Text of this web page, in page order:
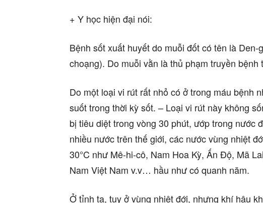
+ Y học hiện đại nói:
Bệnh sốt xuất huyết do muỗi đốt có tên là
choạng). Do muỗi vằn là thủ phạm truyền
Do một loại vi rút rất nhỏ có ở trong máu bệnh
suốt trong thời kỳ sốt. – Loại vi rút này không
bị tiêu diệt trong vòng 30 phút, ướp trong nước
nhiều nước trên thế giới, các nước vùng nhiệt
30°C như Mê-hi-cô, Nam Hoa Kỳ, Ấn Độ, Mã
Nam Việt Nam v.v… hầu như có quanh năm.
Ở tỉnh ta, tuy ở vùng nhiệt đới, nhưng khí hậu